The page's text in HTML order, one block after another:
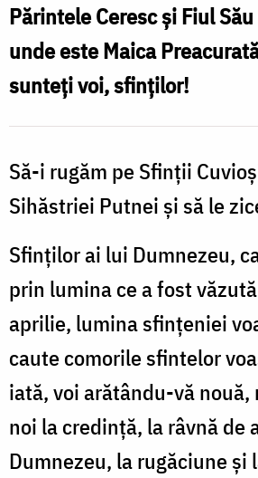
Părintele Ceresc și Fiul
unde este Maica
sunteți voi, sfinților!
Să-i rugăm pe Sfinții
Sihăstriei Putnei și să le
Sfinților ai lui Dumnezeu,
prin lumina ce a fost
aprilie, lumina sfințeniei
caute comorile sfintelor
iată, voi arătându-vă nouă,
noi la credință, la râvnă de
Dumnezeu, la rugăciune și